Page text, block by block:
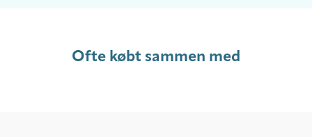
Ofte købt sammen med